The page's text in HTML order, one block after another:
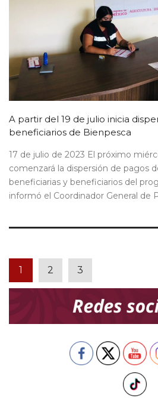
A partir del 19 de julio inicia
beneficiarios de Bienpesca
17 de julio de 2023 El próximo
comenzará la dispersión de pagos
beneficiarias y beneficiarios del
informó el Coordinador General de
1 2 3